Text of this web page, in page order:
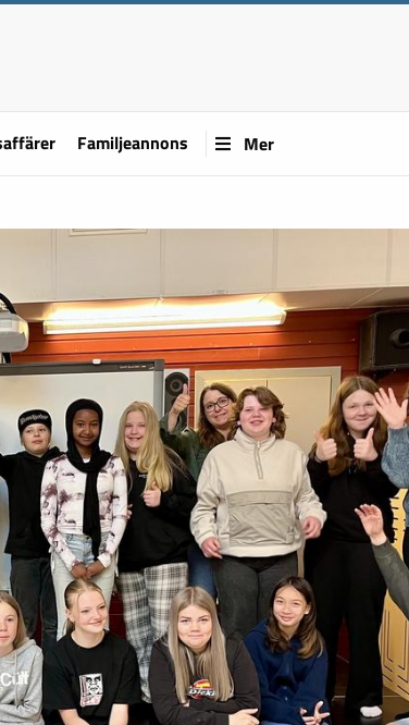
Familjeannons Mer